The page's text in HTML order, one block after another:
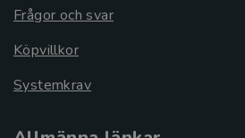
Frågor och svar
Köpvillkor
Systemkrav